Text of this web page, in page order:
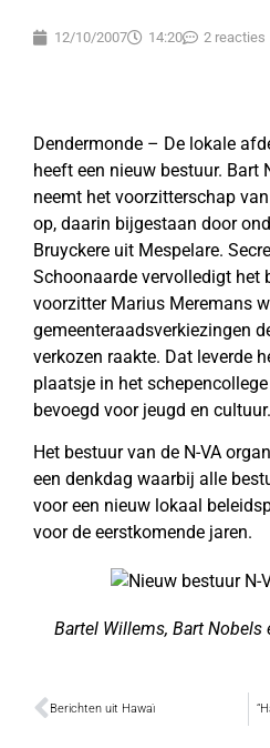
12/10/2007 14:20 2 reacties
Dendermonde – De lokale
heeft een nieuw bestuur. Bart
neemt het voorzitterschap
op, daarin bijgestaan door
Bruyckere uit Mespelare.
Schoonaarde vervolledigt het
voorzitter Marius Meremans
gemeenteraadsverkiezingen
verkozen raakte. Dat leverde
plaatsje in het
bevoegd voor jeugd en cultuur.
Het bestuur van de N-VA
een denkdag waarbij alle
voor een nieuw lokaal
voor de eerstkomende jaren.
Bartel Willems, Bart Nobels
Berichten uit Hawaï